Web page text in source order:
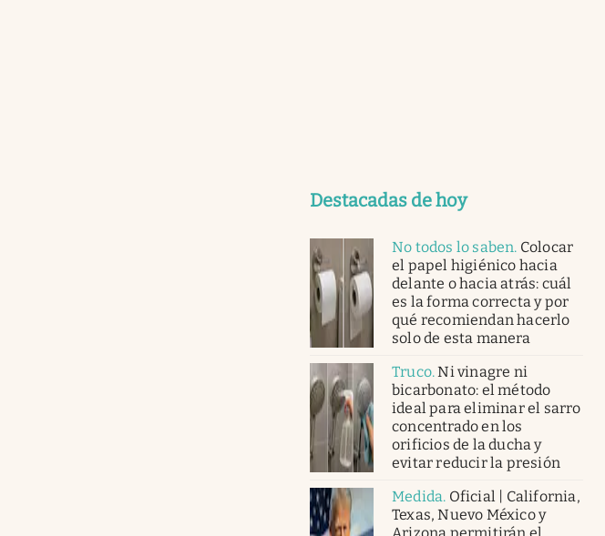
Destacadas de hoy
No todos lo saben. Colocar
el papel higiénico hacia
delante o hacia atrás: cuál
es la forma correcta y por
qué recomiendan hacerlo
solo de esta manera
Truco.Ni vinagre ni
bicarbonato: el método
ideal para eliminar el sarro
concentrado en los
orificios de la ducha y
evitar reducir la presión
Medida. Oficial | California,
Texas, Nuevo México y
Arizona permitirán el